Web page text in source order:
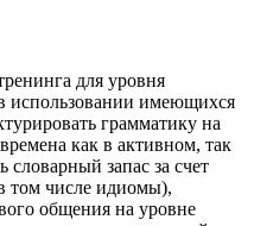
для уровня
использовании имеющихся
грамматику на
как в активном, так
словарный запас за счет
том числе идиомы),
общения на уровне